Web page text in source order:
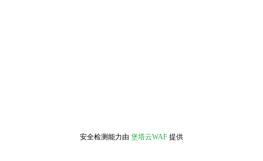
安全检测能力由 堡塔云WAF 提供